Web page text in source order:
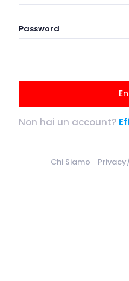
Password
Non hai un account?
Chi Siamo